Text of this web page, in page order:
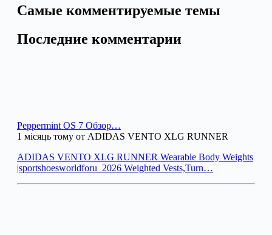
Самые комментируемые темы
Последние комментарии
Peppermint OS 7 Обзор…
1 місяць тому от ADIDAS VENTO XLG RUNNER
ADIDAS VENTO XLG RUNNER Wearable Body Weights
|sportshoesworldforu_2026 Weighted Vests,Turn…